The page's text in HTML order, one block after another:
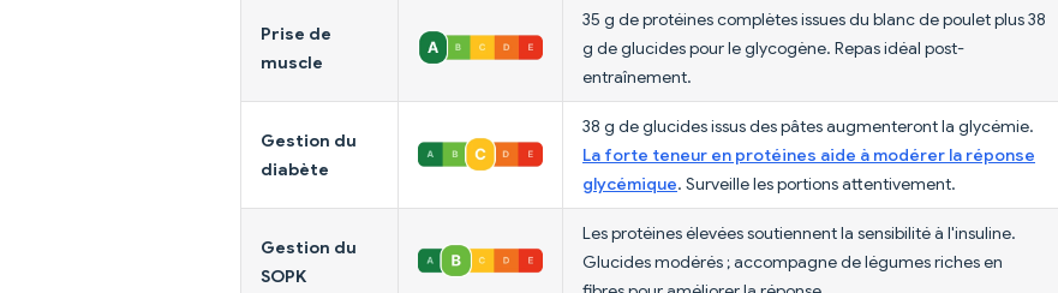
Prise de
muscle
35 g de protéines complètes issues du blanc de poulet plus 38
g de glucides pour le glycogène. Repas idéal post-
entraînement.
Gestion du
diabète
38 g de glucides issus des pâtes augmenteront la glycémie.
La forte teneur en protéines aide à modérer la réponse
glycémique. Surveille les portions attentivement.
Gestion du
SOPK
Les protéines élevées soutiennent la sensibilité à l'insuline.
Glucides modérés ; accompagne de légumes riches en